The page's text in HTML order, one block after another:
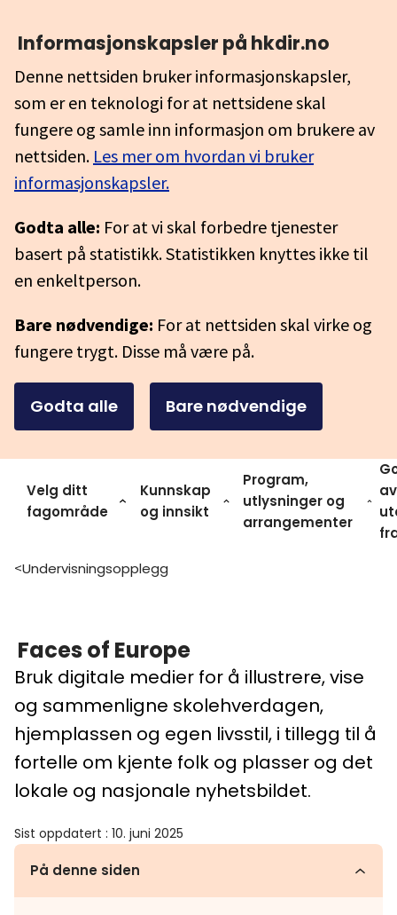
Informasjonskapsler på hkdir.no
Denne nettsiden bruker informasjonskapsler,
som er en teknologi for at nettsidene skal
fungere og samle inn informasjon om brukere av
nettsiden. Les mer om hvordan vi bruker
informasjonskapsler.
Godta alle: For at vi skal forbedre tjenester
basert på statistikk. Statistikken knyttes ikke til
en enkeltperson.
Bare nødvendige: For at nettsiden skal virke og
fungere trygt. Disse må være på.
Godta alle Bare nødvendige
Velg ditt
fagområde
Kunnskap
og innsikt
Program,
utlysninger og
arrangementer
av
>Undervisningsopplegg
Faces of Europe
Bruk digitale medier for å illustrere, vise
og sammenligne skolehverdagen,
hjemplassen og egen livsstil, i tillegg til å
fortelle om kjente folk og plasser og det
lokale og nasjonale nyhetsbildet.
Sist oppdatert : 10. juni 2025
På denne siden